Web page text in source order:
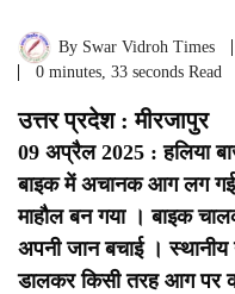
By Swar Vidroh Times
0 minutes, 33 seconds Read
उत्तर प्रदेश : मीरजापुर
09 अप्रैल 2025 : हलिया
बाइक में अचानक आग लग
माहौल बन गया । बाइक
अपनी जान बचाई । स्थानीय
डालकर किसी तरह आग पर